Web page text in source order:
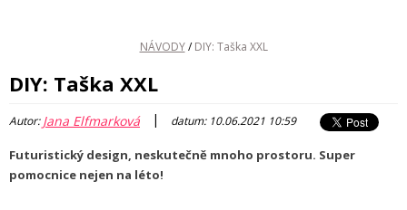
NÁVODY / DIY: Taška XXL
DIY: Taška XXL
Autor:Jana Elfmarková | datum: 10.06.2021 10:59
Futuristický design, neskutečně mnoho prostoru. Super
pomocnice nejen na léto!